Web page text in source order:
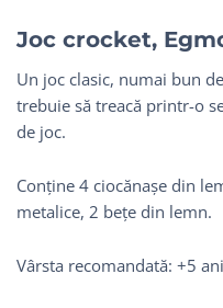
Joc crocket,
Un joc clasic, numai bun
trebuie să treacă printr-o
de joc.
Conține 4 ciocănașe din
metalice, 2 bețe din lemn.
Vârsta recomandată: +5